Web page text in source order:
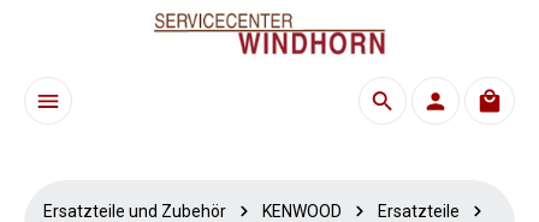
Zum Hauptinhalt springen
Ersatzteile und Zubehör KENWOOD
Ersatzteile